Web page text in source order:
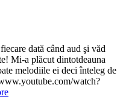
dată când aud şi văd
Mi-a plăcut dintotdeauna
melodiile ei deci înteleg de
watch?